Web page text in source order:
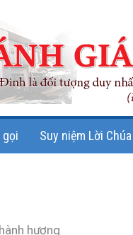
gọi Suy niệm Lời Chúa
hương